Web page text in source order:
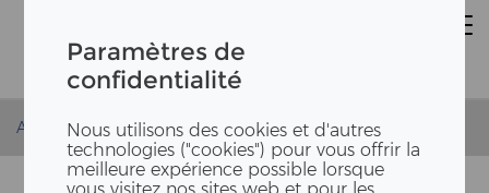
Paramètres de
confidentialité
Nous utilisons des cookies et d'autres
technologies ("cookies") pour vous offrir la
meilleure expérience possible lorsque
Accueil Actualités Site à Berne